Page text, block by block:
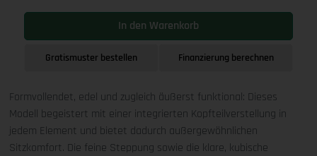
In den Warenkorb
Gratismuster bestellen Finanzierung berechnen
Formvollendet, edel und zugleich äußerst funktional: Dieses
Modell begeistert mit einer integrierten Kopfteilverstellung in
jedem Element und bietet dadurch außergewöhnlichen
Sitzkomfort. Die feine Steppung sowie die klare, kubische